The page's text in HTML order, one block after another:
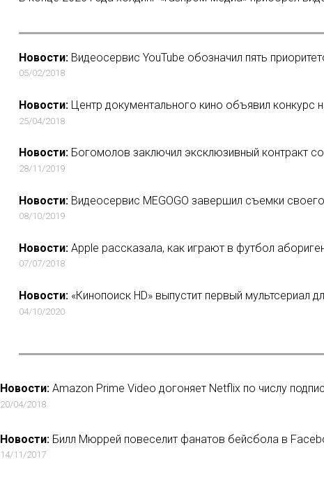
Новости:Видеосервис YouTube обозначил пять
05/02/2018
Новости:Центр документального кино объявил конкурс
25/04/2018
Новости:Богомолов заключил эксклюзивный контракт
28/11/2019
Новости:Видеосервис MEGOGO завершил съемки
08/10/2019
Новости:Apple рассказала, как играют в футбол
07/07/2018
Новости:«Кинопоиск HD» выпустит первый мультсериал
04/10/2020
Новости: Amazon Prime Video догоняет Netflix по числу
20/04/2018
Новости: Билл Мюррей повеселит фанатов бейсбола в
14/11/2017